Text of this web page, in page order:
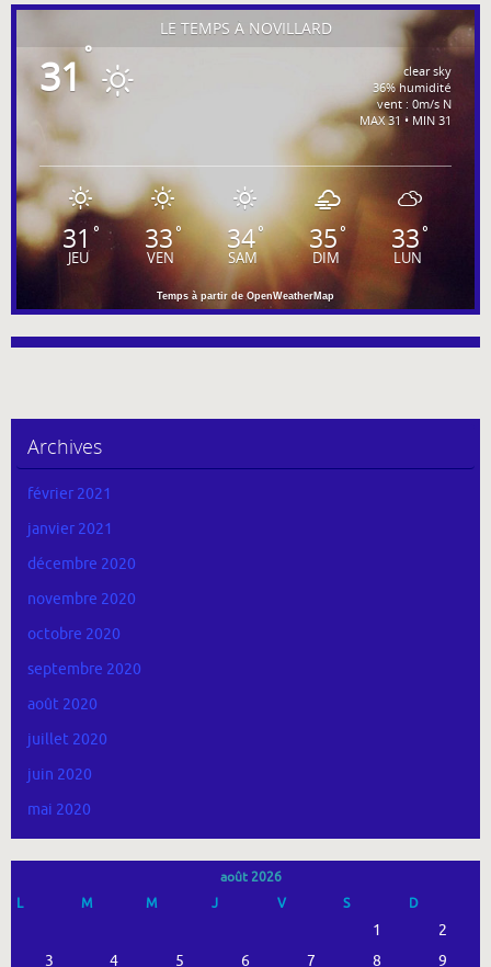
LE TEMPS À NOVILLARD
31°
clear sky
36% humidité
vent : 0m/s N
MAX 31 • MIN 31
31 °
JEU
33°
VEN
34°
SAM
35°
DIM
33°
LUN
Temps à partir de OpenWeatherMap
Archives
février 2021
janvier 2021
décembre 2020
novembre 2020
octobre 2020
septembre 2020
août 2020
juillet 2020
juin 2020
mai 2020
août 2026
L
M M J V S D
1
2
3
4 5 6 7 8 9